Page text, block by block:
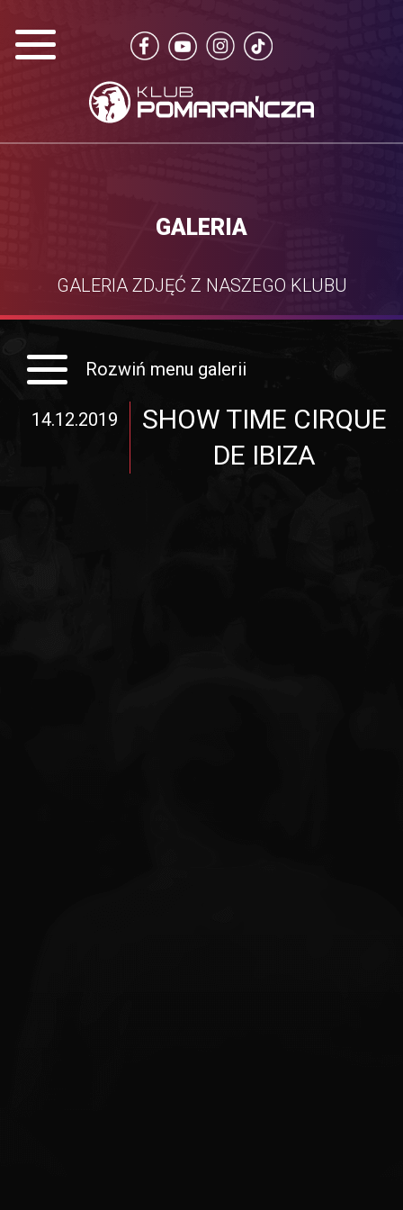
GALERIA
GALERIA ZDJĘĆ Z NASZEGO KLUBU
Rozwiń menu galerii
14.12.2019
SHOW TIME CIRQUE
DE IBIZA